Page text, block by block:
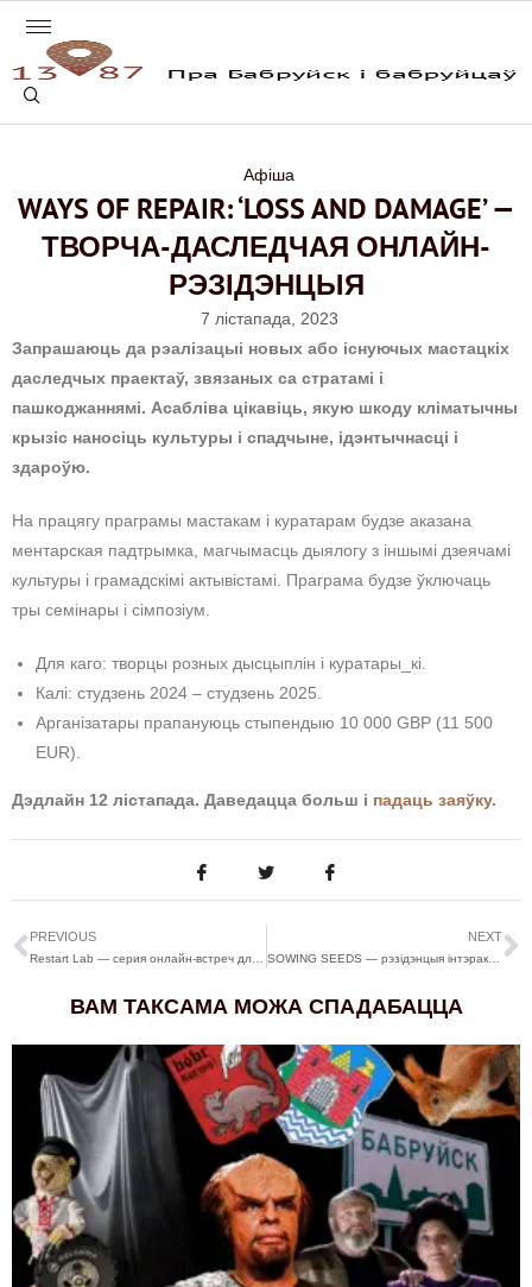
Афіша
WAYS OF REPAIR: ‘LOSS AND DAMAGE’ —
ТВОРЧА-ДАСЛЕДЧАЯ ОНЛАЙН-
РЭЗІДЭНЦЫЯ
7 лістапада, 2023
Запрашаюць да рэалізацыі новых або існуючых мастацкіх
даследчых праектаў, звязаных са стратамі і
пашкоджаннямі. Асабліва цікавіць, якую шкоду кліматычны
крызіс наносіць культуры і спадчыне, ідэнтычнасці і
здароўю.
На працягу праграмы мастакам і куратарам будзе аказана
ментарская падтрымка, магчымасць дыялогу з іншымі дзеячамі
культуры і грамадскімі актывістамі. Праграма будзе ўключаць
тры семінары і сімпозіум.
Для каго: творцы розных дысцыплін і куратары_кі.
Калі: студзень 2024 – студзень 2025.
Арганізатары прапануюць стыпендыю 10 000 GBP (11 500
EUR).
Дэдлайн 12 лістапада. Даведацца больш і падаць заяўку.
PREVIOUS NEXT
SOWING SEEDS — рэзідэнцыя інтэрактыўнага і лэнд-арт мастацтва ў Індыі
ВАМ ТАКСАМА МОЖА СПАДАБАЦЦА